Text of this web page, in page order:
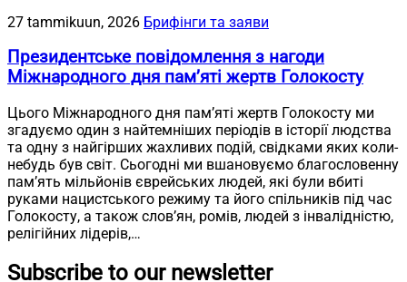
27 tammikuun, 2026 Брифінги та заяви
Президентське повідомлення з нагоди
Міжнародного дня пам’яті жертв Голокосту
Цього Міжнародного дня пам’яті жертв Голокосту ми
згадуємо один з найтемніших періодів в історії людства
та одну з найгірших жахливих подій, свідками яких коли-
небудь був світ. Сьогодні ми вшановуємо благословенну
пам’ять мільйонів єврейських людей, які були вбиті
руками нацистського режиму та його спільників під час
Голокосту, а також слов’ян, ромів, людей з інвалідністю,
релігійних лідерів,…
Subscribe to our newsletter